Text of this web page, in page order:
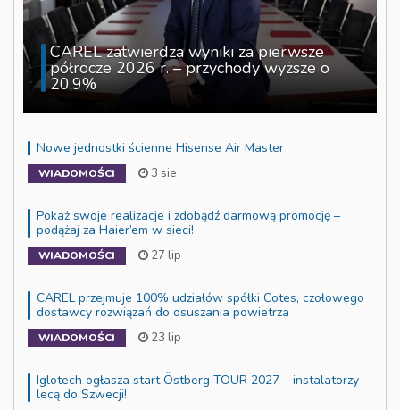
CAREL zatwierdza wyniki za pierwsze
półrocze 2026 r. – przychody wyższe o
20,9%
Nowe jednostki ścienne Hisense Air Master
WIADOMOŚCI 3 sie
Pokaż swoje realizacje i zdobądź darmową promocję –
podążaj za Haier’em w sieci!
WIADOMOŚCI 27 lip
CAREL przejmuje 100% udziałów spółki Cotes, czołowego
dostawcy rozwiązań do osuszania powietrza
WIADOMOŚCI 23 lip
Iglotech ogłasza start Östberg TOUR 2027 – instalatorzy
lecą do Szwecji!